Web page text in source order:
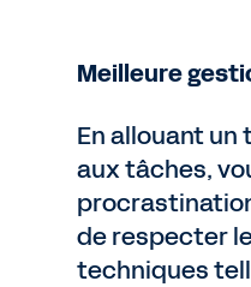
Meilleure
En allouant
aux tâches,
de respecter
techniques